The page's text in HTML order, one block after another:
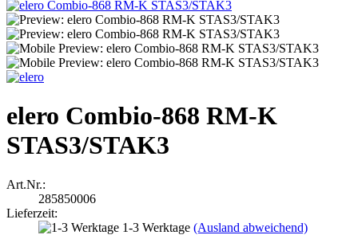
elero Combio-868 RM-K
STAS3/STAK3
Art.Nr.:
285850006
Lieferzeit:
1-3 Werktage (Ausland abweichend)